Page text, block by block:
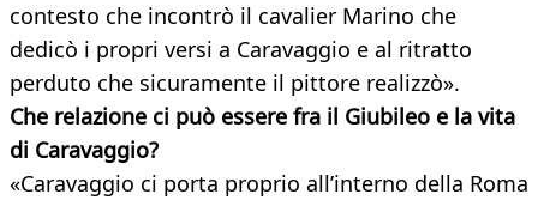
contesto che incontrò il cavalier Marino che
dedicò i propri versi a Caravaggio e al ritratto
perduto che sicuramente il pittore realizzò».
Che relazione ci può essere fra il Giubileo e la vita
di Caravaggio?
«Caravaggio ci porta proprio all’interno della Roma